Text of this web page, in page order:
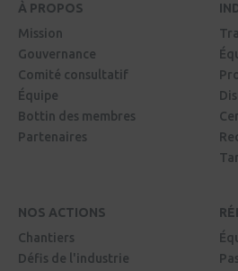
À PROPOS
Mission
Gouvernance
Comité consultatif
Équipe
Bottin des membres
Partenaires
NOS ACTIONS
Chantiers
Défis de l'industrie